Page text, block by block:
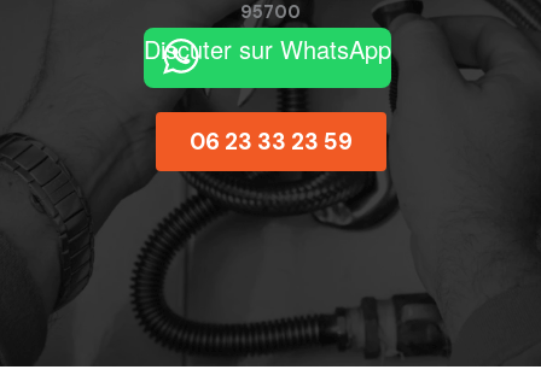
95700
Discuter sur WhatsApp
06 23 33 23 59